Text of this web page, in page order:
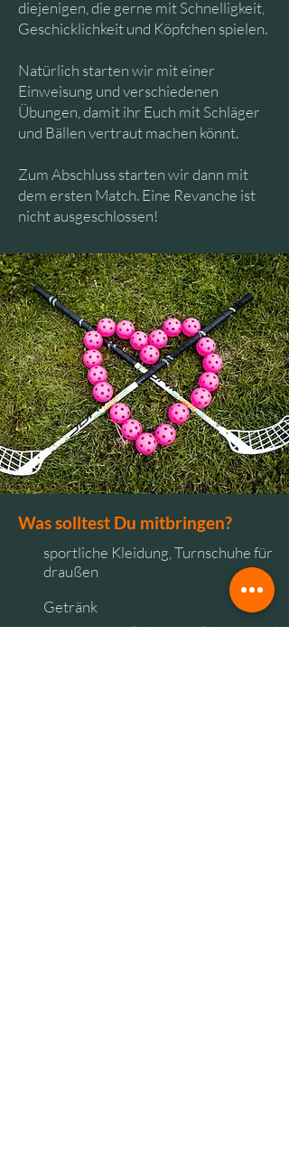
diejenigen, die gerne mit Schnelligkeit,
Geschicklichkeit und Köpfchen spielen.
Natürlich starten wir mit einer
Einweisung und verschiedenen
Übungen, damit ihr Euch mit Schläger
und Bällen vertraut machen könnt.
Zum Abschluss starten wir dann mit
dem ersten Match. Eine Revanche ist
nicht ausgeschlossen!
Was solltest Du mitbringen?
sportliche Kleidung, Turnschuhe für
draußen
Getränk
Regenschutz (falls es wirklich einmal